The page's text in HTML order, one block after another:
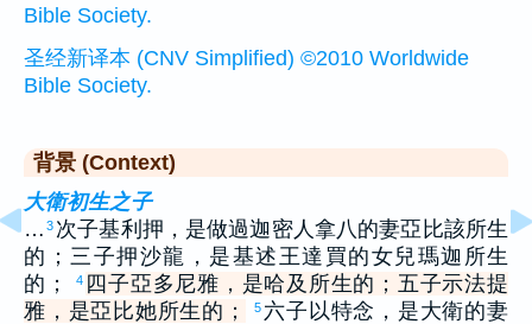
Bible Society.
圣经新译本 (CNV Simplified) ©2010 Worldwide
Bible Society.
背景 (Context)
大衛初生之子
… 3 次子基利押，是做過迦密人拿八的妻亞比該所生
的；三子押沙龍，是基述王達買的女兒瑪迦所生
的；
4 四子亞多尼雅，是哈及所生的；五子示法提
雅，是亞比她所生的；
5 六子以特念，是大衛的妻